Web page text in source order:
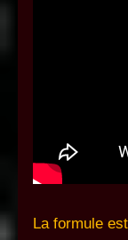
La formule